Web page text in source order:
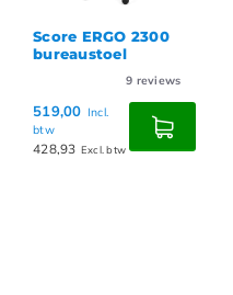
Score ERGO 2300
bureaustoel
9 reviews
519,00 Incl.
btw
428,93 Excl. btw